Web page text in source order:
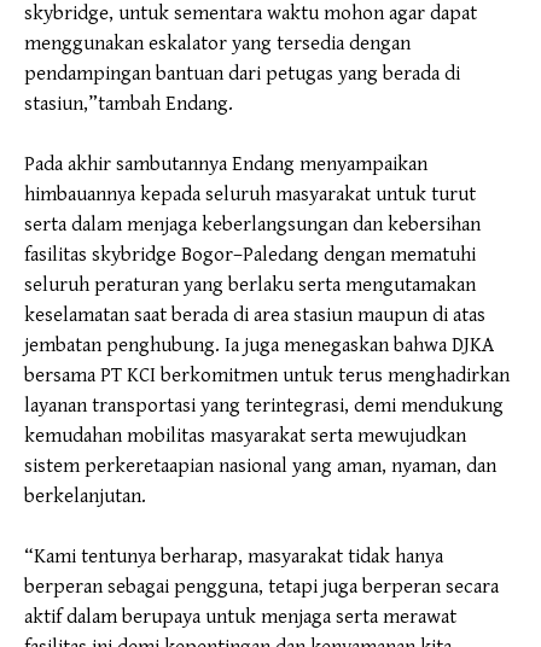
skybridge, untuk sementara waktu mohon agar dapat
menggunakan eskalator yang tersedia dengan
pendampingan bantuan dari petugas yang berada di
stasiun,”tambah Endang.
Pada akhir sambutannya Endang menyampaikan
himbauannya kepada seluruh masyarakat untuk turut
serta dalam menjaga keberlangsungan dan kebersihan
fasilitas skybridge Bogor–Paledang dengan mematuhi
seluruh peraturan yang berlaku serta mengutamakan
keselamatan saat berada di area stasiun maupun di atas
jembatan penghubung. Ia juga menegaskan bahwa DJKA
bersama PT KCI berkomitmen untuk terus menghadirkan
layanan transportasi yang terintegrasi, demi mendukung
kemudahan mobilitas masyarakat serta mewujudkan
sistem perkeretaapian nasional yang aman, nyaman, dan
berkelanjutan.
“Kami tentunya berharap, masyarakat tidak hanya
berperan sebagai pengguna, tetapi juga berperan secara
aktif dalam berupaya untuk menjaga serta merawat